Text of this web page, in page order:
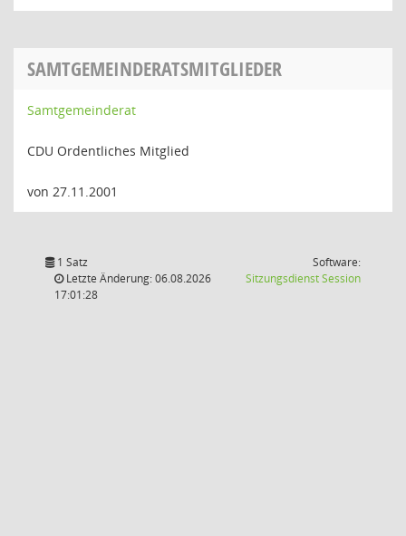
SAMTGEMEINDERATSMITGLIEDER
Samtgemeinderat
CDU Ordentliches Mitglied
von 27.11.2001
1 Satz
Letzte Änderung: 06.08.2026
17:01:28
Software:
SitzungsdienstSession(Wird in